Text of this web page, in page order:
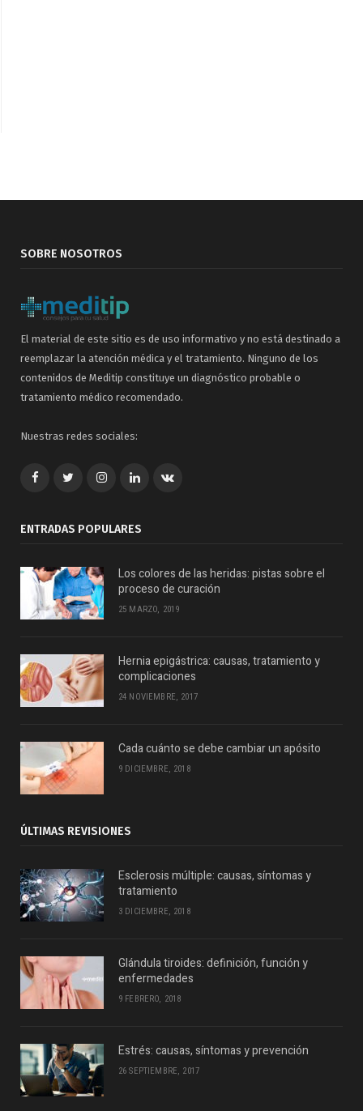
SOBRE NOSOTROS
El material de este sitio es de uso informativo y no está destinado a
reemplazar la atención médica y el tratamiento. Ninguno de los
contenidos de Meditip constituye un diagnóstico probable o
tratamiento médico recomendado.
Nuestras redes sociales:
FacebookTwitterGoogle+LinkedInVK
ENTRADAS POPULARES
Los colores de las heridas: pistas sobre el
proceso de curación
25 MARZO, 2019
Hernia epigástrica: causas, tratamiento y
complicaciones
24 NOVIEMBRE, 2017
Cada cuánto se debe cambiar un apósito
9 DICIEMBRE, 2018
ÚLTIMAS REVISIONES
Esclerosis múltiple: causas, síntomas y
tratamiento
3 DICIEMBRE, 2018
Glándula tiroides: definición, función y
enfermedades
9 FEBRERO, 2018
Estrés: causas, síntomas y prevención
26 SEPTIEMBRE, 2017